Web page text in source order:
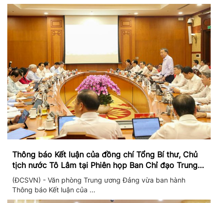
Thông báo Kết luận của đồng chí Tổng Bí thư, Chủ
tịch nước Tô Lâm tại Phiên họp Ban Chỉ đạo Trung
ương thực hiện Nghị quyết 57
(ĐCSVN) - Văn phòng Trung ương Đảng vừa ban hành
Thông báo Kết luận của ...